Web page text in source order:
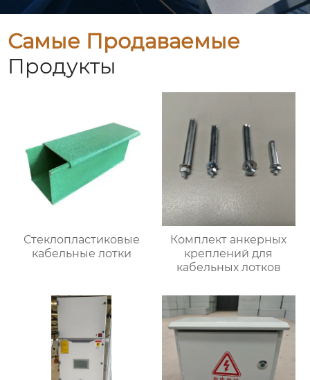
Самые Продаваемые
Продукты
Стеклопластиковые
кабельные лотки
Комплект анкерных
креплений для
кабельных лотков